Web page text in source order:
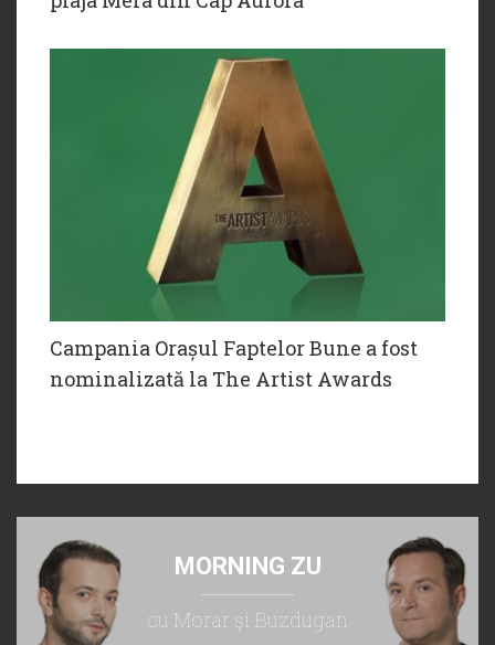
Campania Orașul Faptelor Bune a fost
nominalizată la The Artist Awards
MORNING ZU
cu Morar şi Buzdugan